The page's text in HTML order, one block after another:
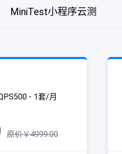
MiniTest小程序云测
- 1套/月
原价￥4999.00